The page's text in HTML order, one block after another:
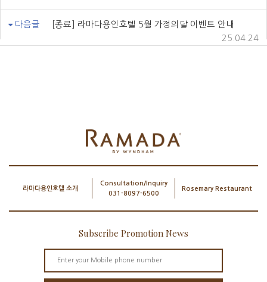
다음글
[종료] 라마다용인호텔 5월 가정의달 이벤트 안내
25.04.24
라마다용인호텔 소개
Consultation/Inquiry
031-8097-6500
Rosemary Restaurant
Subscribe Promotion News